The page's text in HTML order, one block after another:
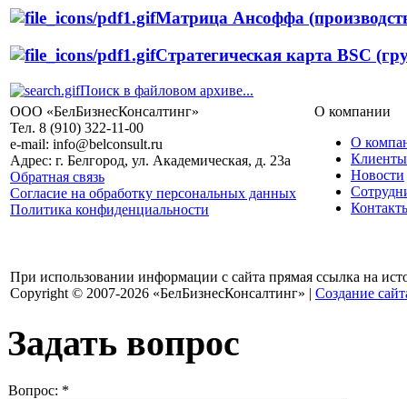
Матрица Ансоффа
Стратегическая карта BSC
Поиск в файловом архиве...
ООО «БелБизнесКонсалтинг»
Тел. 8 (910) 322-11-00
e-mail: info@belconsult.ru
Адрес: г. Белгород, ул. Академическая, д. 23а
Обратная связь
Согласие на обработку персональных данных
Политика конфиденциальности
О компании
О
Клиенты
Новости
При использовании информации с сайта прямая ссылка на
Copyright © 2007-2026 «БелБизнесКонсалтинг» | Создание
Задать вопрос
Вопрос: *